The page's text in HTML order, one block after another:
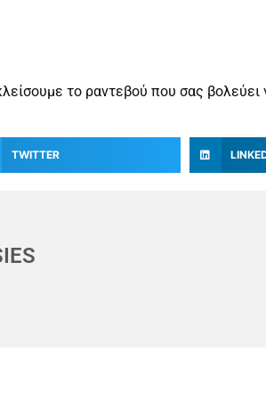
το ραντεβού που σας
TWITTER